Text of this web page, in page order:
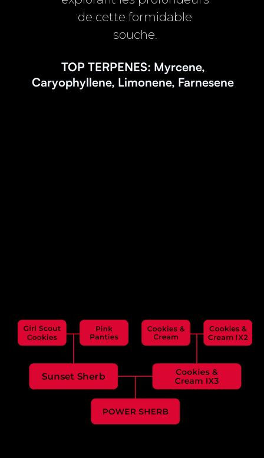
de cette formidable
souche.
TOP TERPENES: Myrcene,
Caryophyllene, Limonene, Farnesene